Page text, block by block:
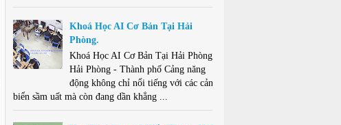
Khoá Học AI Cơ Bản Tại Hải
Phòng.
Khoá Học AI Cơ Bản Tại Hải Phòng .
Hải Phòng - Thành phố Cảng năng
động không chỉ nổi tiếng với các cảng
biển sầm uất mà còn đang dần khẳng ...